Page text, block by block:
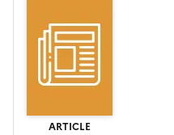
ARTICLE